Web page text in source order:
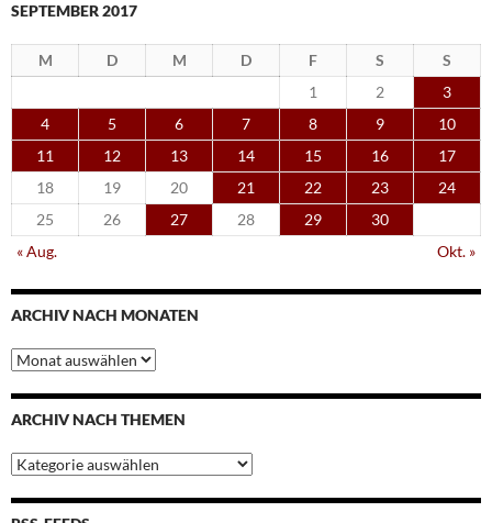
SEPTEMBER 2017
M D M D F S
S
1
2
3
4
5 6 7 8 9
10
11
12 13 14 15 16
17
18
19 20 21 22 23
24
25
26 27 28 29
30
« Aug.
Okt. »
ARCHIV NACH MONATEN
Archiv
nach
Monaten
ARCHIV NACH THEMEN
Archiv
nach
Themen